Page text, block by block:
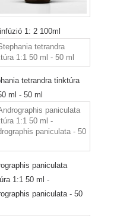
1: 2 100ml
tetrandra tinktúra
ml - 50 ml
paniculata
1:1 50 ml -
paniculata - 50